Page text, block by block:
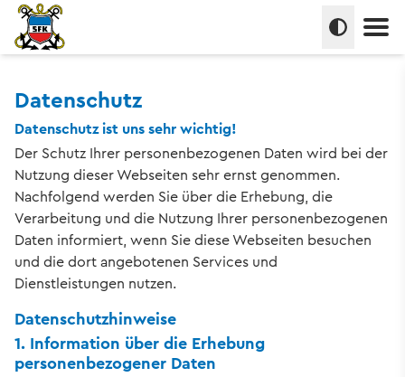
Datenschutz
Datenschutz ist uns sehr wichtig!
Der Schutz Ihrer personenbezogenen Daten wird bei der
Nutzung dieser Webseiten sehr ernst genommen.
Nachfolgend werden Sie über die Erhebung, die
Verarbeitung und die Nutzung Ihrer personenbezogenen
Daten informiert, wenn Sie diese Webseiten besuchen
und die dort angebotenen Services und
Dienstleistungen nutzen.
Datenschutzhinweise
1. Information über die Erhebung
personenbezogener Daten